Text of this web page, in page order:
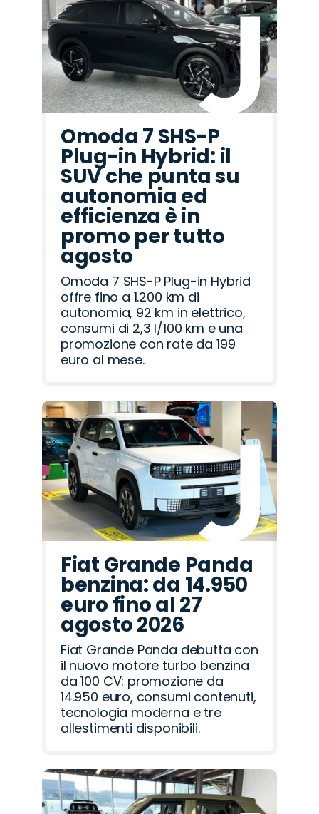
Omoda 7 SHS-P
Plug-in Hybrid: il
SUV che punta su
autonomia ed
efficienza è in
promo per tutto
agosto
Omoda 7 SHS-P Plug-in Hybrid
offre fino a 1.200 km di
autonomia, 92 km in elettrico,
consumi di 2,3 l/100 km e una
promozione con rate da 199
euro al mese.
Fiat Grande Panda
benzina: da 14.950
euro fino al 27
agosto 2026
Fiat Grande Panda debutta con
il nuovo motore turbo benzina
da 100 CV: promozione da
14.950 euro, consumi contenuti,
tecnologia moderna e tre
allestimenti disponibili.